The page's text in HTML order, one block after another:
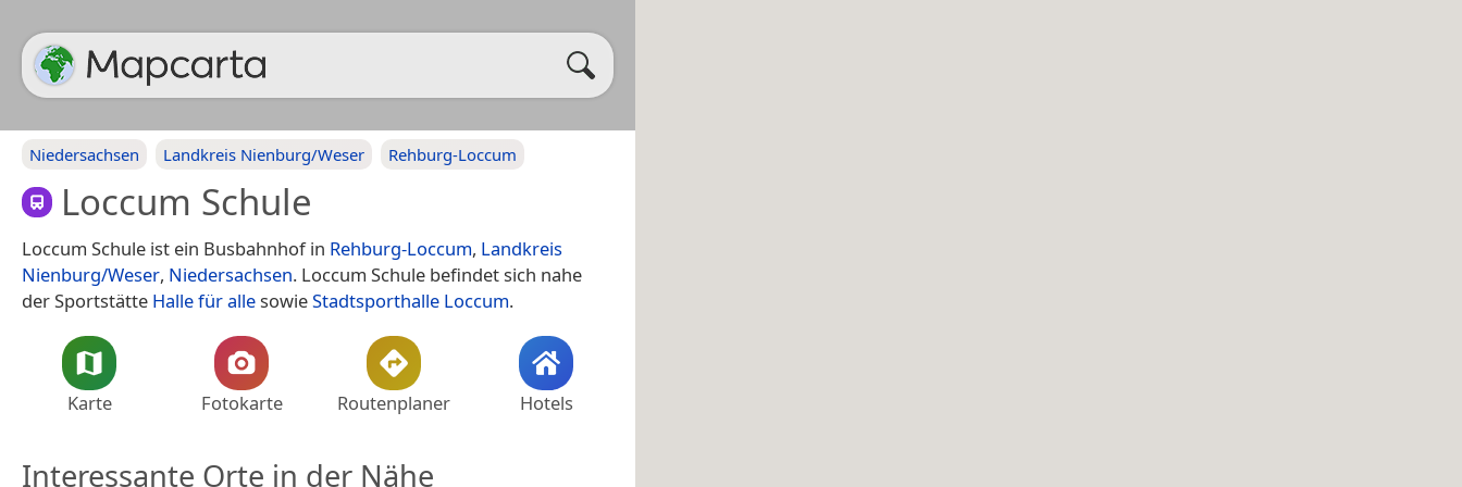
Niedersachsen Landkreis Nienburg/Weser Rehburg-Loccum
Loccum Schule
Loccum Schule ist ein Busbahnhof in Rehburg-Loccum, Landkreis
Nienburg/Weser, Niedersachsen. Loccum Schule befindet sich nahe
der Sportstätte Halle für allesowieStadtsporthalle Loccum.
Karte Fotokarte Routenplaner Hotels
Interessante Orte in der Nähe